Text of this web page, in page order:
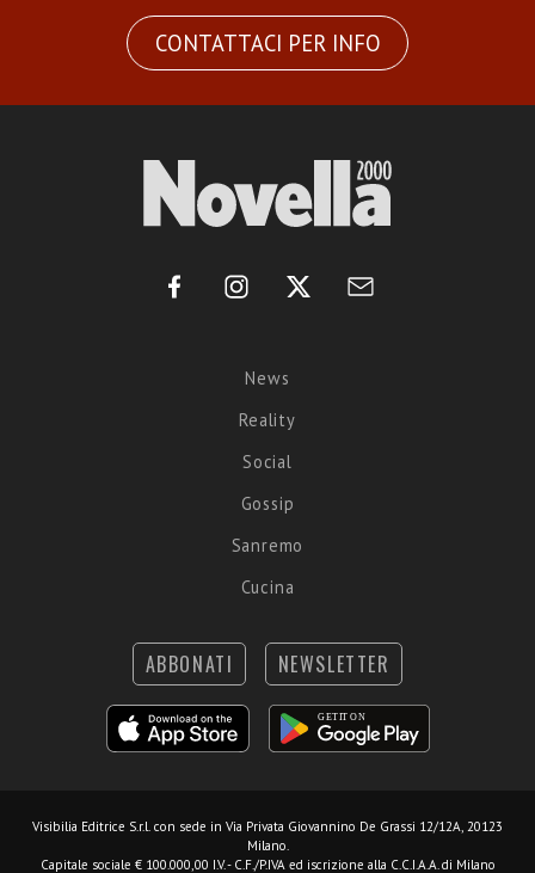
CONTATTACI PER INFO
News
Reality
Social
Gossip
Sanremo
Cucina
ABBONATI NEWSLETTER
Visibilia Editrice S.r.l. con sede in Via Privata Giovannino De Grassi 12/12A, 20123
Milano.
Capitale sociale € 100.000,00 I.V. - C.F./P.IVA ed iscrizione alla C.C.I.A.A. di Milano